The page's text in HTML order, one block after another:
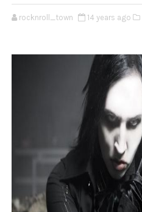
rocknroll_town 14 years ago